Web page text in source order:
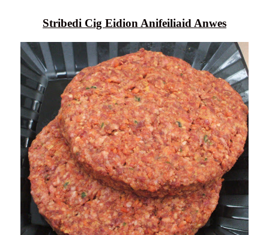
Stribedi Cig Eidion Anifeiliaid Anwes